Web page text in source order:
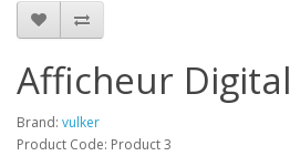
Afficheur Digital
Brand: vulker
Product Code: Product 3